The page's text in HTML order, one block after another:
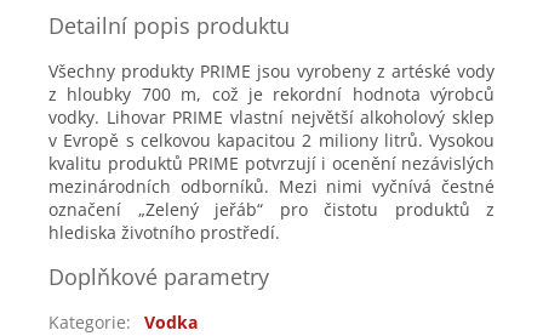
Detailní popis produktu
Všechny produkty PRIME jsou vyrobeny z artéské vody
z hloubky 700 m, což je rekordní hodnota výrobců
vodky. LihovarPRIME vlastní největší alkoholový sklep
v Evropě s celkovou kapacitou 2 miliony litrů. Vysokou
kvalitu produktů PRIME potvrzují i ocenění nezávislých
mezinárodních odborníků. Mezi nimi vyčnívá čestné
označení „Zelený jeřáb“ pro čistotu produktů z
hlediska životního prostředí.
Doplňkové parametry
Kategorie:
Vodka